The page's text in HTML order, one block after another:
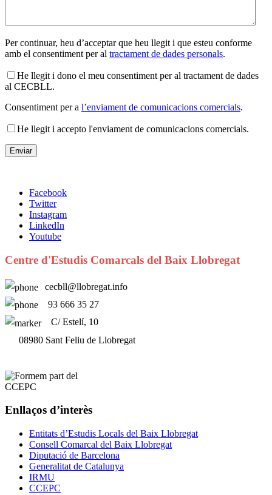
Per continuar, heu d’acceptar que heu llegit i que esteu conforme
amb el consentiment per al tractament de dades personals.
He llegit i dono el meu consentiment per al tractament de dades
al CECBLL.
Consentiment per a l’enviament de comunicacions comercials.
He llegit i accepto l'enviament de comunicacions comercials.
Facebook
Twitter
Instagram
LinkedIn
Youtube
Centre d'Estudis Comarcals del Baix Llobregat
cecbll@llobregat.info
93 666 35 27
C/ Estelí, 10
08980 Sant Feliu de Llobregat
Enllaços d’interès
Entitats d’Estudis Locals del Baix Llobregat
Consell Comarcal del Baix Llobregat
Diputació de Barcelona
Generalitat de Catalunya
IRMU
CCEPC